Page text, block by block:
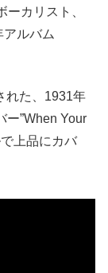
カリスト、
ルバム
れた、1931年
ー”When Your
上品にカバ